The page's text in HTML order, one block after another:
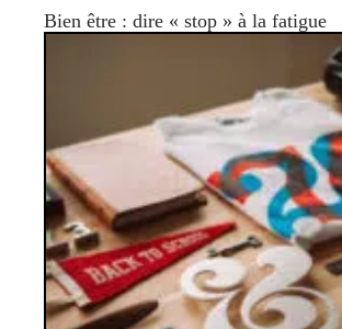
Bien être : dire « stop » à la fatigue